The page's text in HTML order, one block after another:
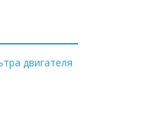
двигателя